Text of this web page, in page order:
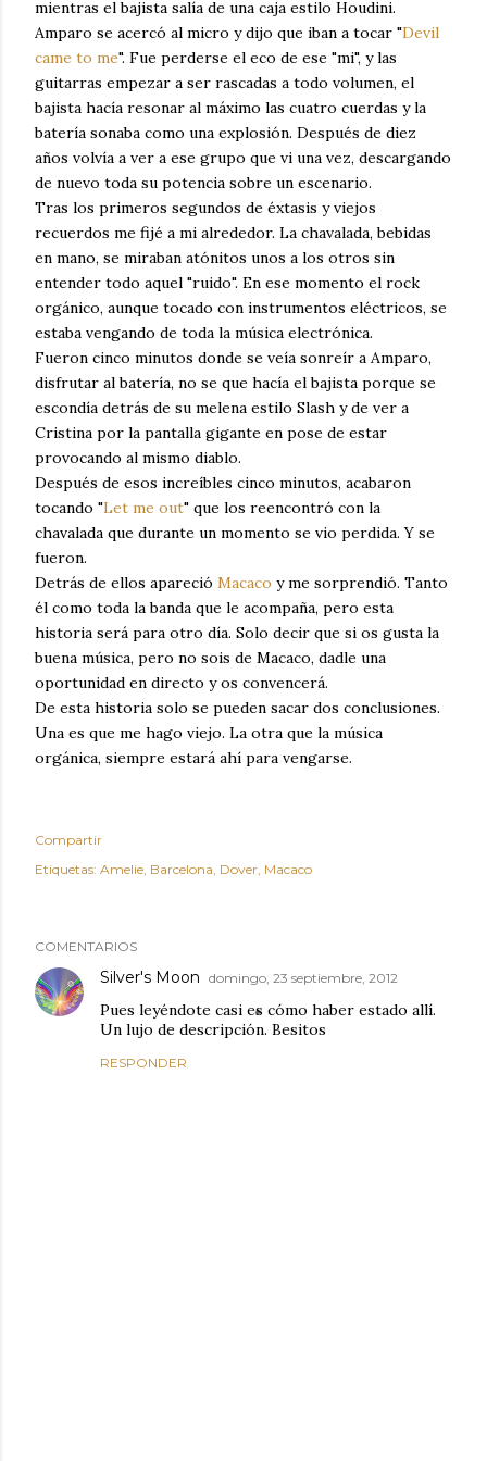
mientras el bajista salía de una caja estilo Houdini.
Amparo se acercó al micro y dijo que iban a tocar "Devil
came to me". Fue perderse el eco de ese "mi", y las
guitarras empezar a ser rascadas a todo volumen, el
bajista hacía resonar al máximo las cuatro cuerdas y la
batería sonaba como una explosión. Después de diez
años volvía a ver a ese grupo que vi una vez, descargando
de nuevo toda su potencia sobre un escenario.
Tras los primeros segundos de éxtasis y viejos
recuerdos me fijé a mi alrededor. La chavalada, bebidas
en mano, se miraban atónitos unos a los otros sin
entender todo aquel "ruido". En ese momento el rock
orgánico, aunque tocado con instrumentos eléctricos, se
estaba vengando de toda la música electrónica.
Fueron cinco minutos donde se veía sonreír a Amparo,
disfrutar al batería, no se que hacía el bajista porque se
escondía detrás de su melena estilo Slash y de ver a
Cristina por la pantalla gigante en pose de estar
provocando al mismo diablo.
Después de esos increíbles cinco minutos, acabaron
tocando "Let me out" que los reencontró con la
chavalada que durante un momento se vio perdida. Y se
fueron.
Detrás de ellos apareció Macaco y me sorprendió. Tanto
él como toda la banda que le acompaña, pero esta
historia será para otro día. Solo decir que si os gusta la
buena música, pero no sois de Macaco, dadle una
oportunidad en directo y os convencerá.
De esta historia solo se pueden sacar dos conclusiones.
Una es que me hago viejo. La otra que la música
orgánica, siempre estará ahí para vengarse.
Compartir
Etiquetas: Amelie Barcelona Dover Macaco
COMENTARIOS
Silver's Moon domingo, 23 septiembre, 2012
Pues leyéndote casi es cómo haber estado allí.
Un lujo de descripción. Besitos
RESPONDER